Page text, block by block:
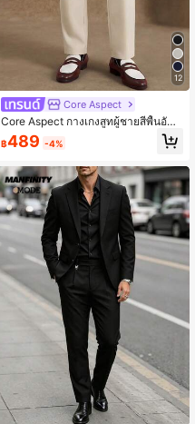
12
Core Aspect
Core Aspect กางเกงสูทผู้ชายสีพื้นอัดพ
ลีทมีกระเป๋า สไตล์ลำลองอเนกประสงค์
สำหรับใส่ไปทำงานและธุรกิจ แบบทาง
฿489 -4%